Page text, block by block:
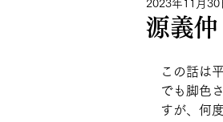
源義
2023年11月30
この話は
でも脚色
すが、何